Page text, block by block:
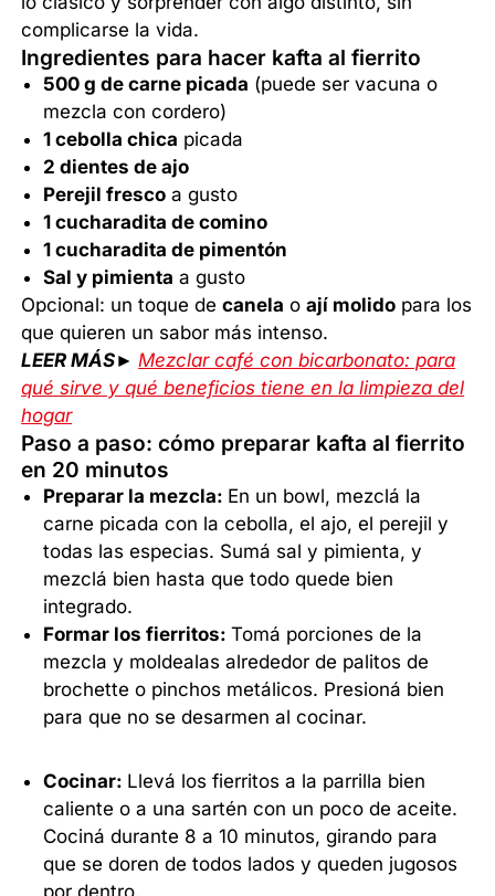
complicarse la vida.
Ingredientes para hacer kafta al fierrito
500 g de carne picada (puede ser vacuna o
mezcla con cordero)
1 cebolla chica picada
2 dientes de ajo
Perejil fresco a gusto
1 cucharadita de comino
1 cucharadita de pimentón
Sal y pimienta a gusto
Opcional: un toque decanela oají molido para los
que quieren un sabor más intenso.
LEER MÁS►Mezclar café con bicarbonato: para
qué sirve y qué beneficios tiene en la limpieza del
hogar
Paso a paso: cómo preparar kafta al fierrito
en 20 minutos
Preparar la mezcla: En un bowl, mezclá la
carne picada con la cebolla, el ajo, el perejil y
todas las especias. Sumá sal y pimienta, y
mezclá bien hasta que todo quede bien
integrado.
Formar los fierritos:Tomá porciones de la
mezcla y moldealas alrededor de palitos de
brochette o pinchos metálicos. Presioná bien
para que no se desarmen al cocinar.
Cocinar: Llevá los fierritos a la parrilla bien
caliente o a una sartén con un poco de aceite.
Cociná durante 8 a 10 minutos, girando para
que se doren de todos lados y queden jugosos